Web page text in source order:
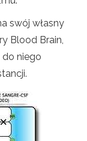
swój własny
Blood Brain,
do niego